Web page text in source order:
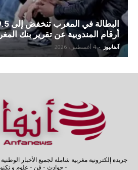
أرقام المندوبية عن تقرير بنك
آنفانيوز - 4 أغسطس، 2026
جريدة إلكترونية مغربية شاملة لجميع الأخبار
- حوادث - فن - علوم و